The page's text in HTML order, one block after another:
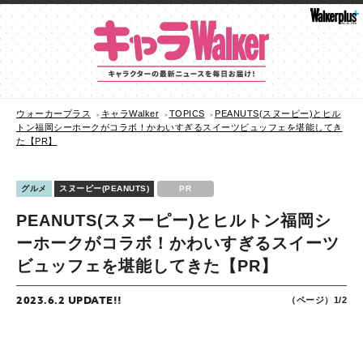
ウォーカープラス キャラWalker TOPICS
PEANUTS(スヌーピー)とヒル
トン福岡シーホークがコラボ！かわいすぎるスイーツビュッフェを堪能してき
た【PR】
グルメ スヌーピー(PEANUTS) PR
PEANUTS(スヌーピー)とヒルトン福岡シ
ーホークがコラボ！かわいすぎるスイーツ
ビュッフェを堪能してきた【PR】
2023.6.2 UPDATE!! （ページ）1/2